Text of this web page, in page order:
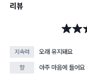
리뷰
별점 4.7점
지속력 오래 유지돼요
향 아주 마음에 들어요